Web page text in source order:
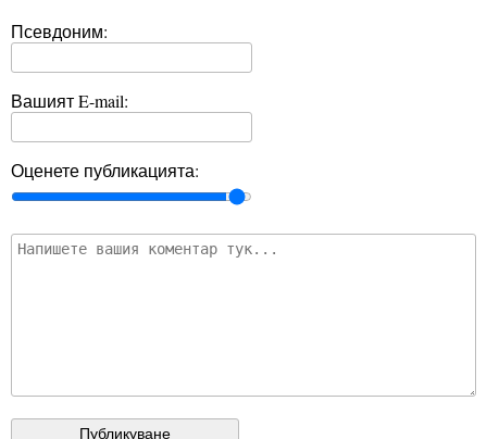
Псевдоним:
Вашият E-mail:
Оценете публикацията: